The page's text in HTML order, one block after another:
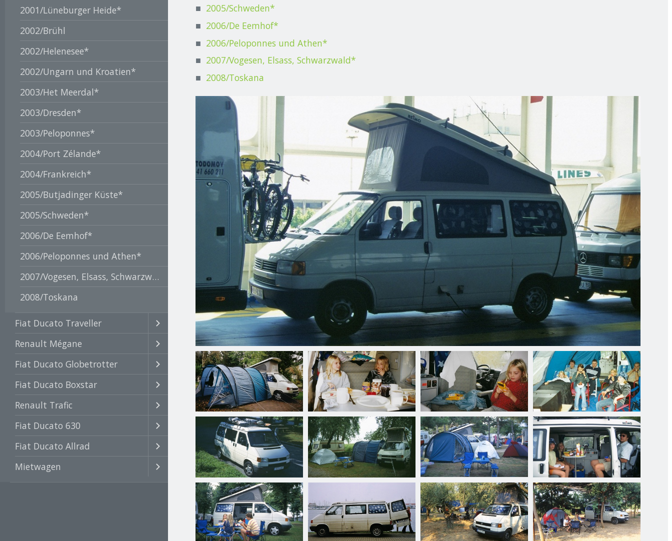
2001/Lüneburger Heide*
2002/Brühl
2002/Helenesee*
2002/Ungarn und Kroatien*
2003/Het Meerdal*
2003/Dresden*
2003/Peloponnes*
2004/Port Zélande*
2004/Frankreich*
2005/Butjadinger Küste*
2005/Schweden*
2006/De Eemhof*
2006/Peloponnes und Athen*
2007/Vogesen, Elsass, Schwarzwald*
2008/Toskana
Fiat Ducato Traveller
Renault Mégane
Fiat Ducato Globetrotter
Fiat Ducato Boxstar
Renault Trafic
Fiat Ducato 630
Fiat Ducato Allrad
Mietwagen
2005/Schweden*
2006/De Eemhof*
2006/Peloponnes und Athen*
2007/Vogesen, Elsass, Schwarzwald*
2008/Toskana